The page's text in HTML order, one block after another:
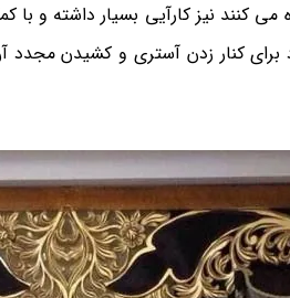
کنند نیز کارآیی بسیار داشته و
کنار زدن آستری و کشیدن مجدد